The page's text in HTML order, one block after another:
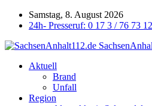
Samstag, 8. August 2026
24h- Presseruf: 0 17 3 / 76 73
Aktuell
Brand
Unfall
Region